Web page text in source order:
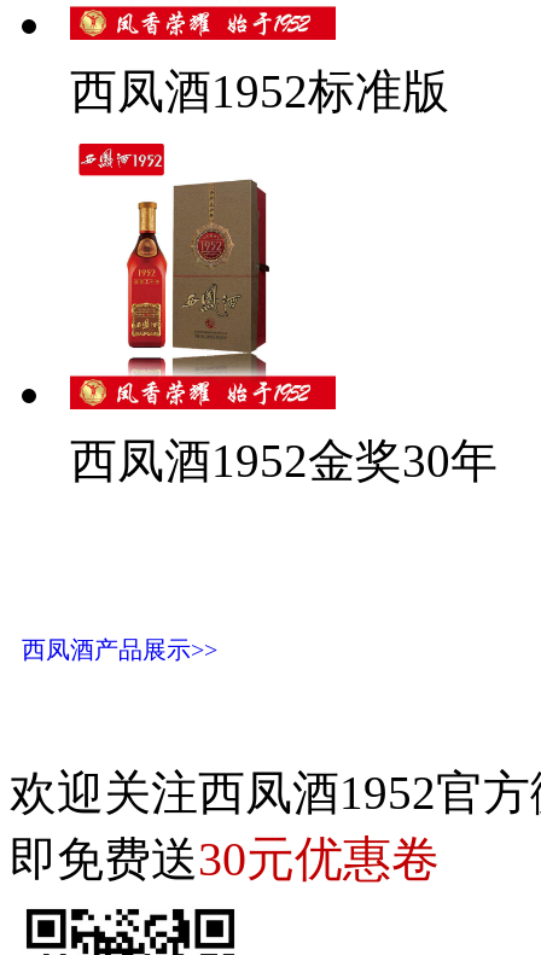
西凤酒1952标准版
西凤酒1952金奖30年
西凤酒产品展示>>
欢迎关注西凤酒1952官
即免费送30元优惠卷